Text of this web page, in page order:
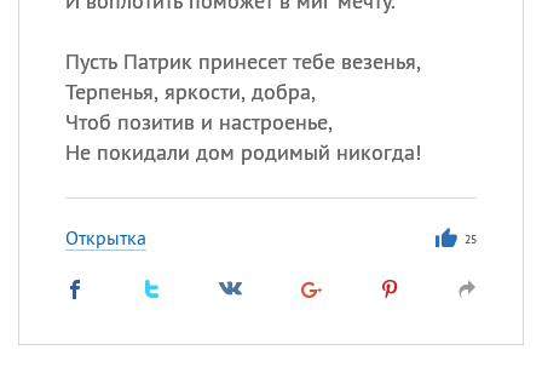
Пусть Патрик принесет тебе везенья,
Терпенья, яркости, добра,
Чтоб позитив и настроенье,
Не покидали дом родимый никогда!
Открытка 25